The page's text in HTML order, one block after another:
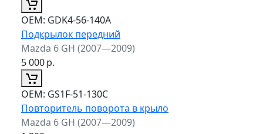
ОЕМ: GDK4-56-140A
Подкрылок передний
Mazda 6 GH (2007—2009)
5 000р.
ОЕМ: GS1F-51-130C
Повторитель поворота в крыло
Mazda 6 GH (2007—2009)